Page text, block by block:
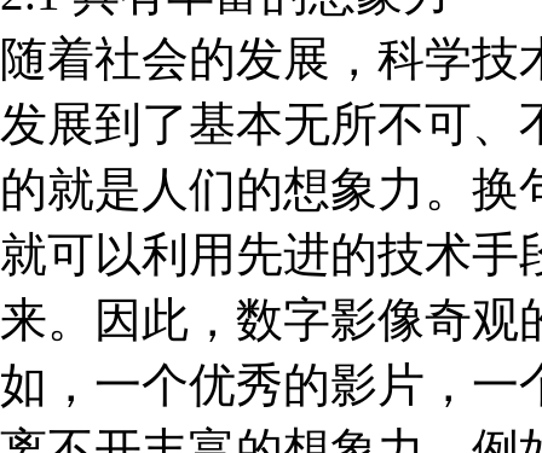
随着社会的发展，科学
发展到了基本无所不可、
的就是人们的想象力。
就可以利用先进的技术手
来。因此，数字影像奇观
如，一个优秀的影片，一